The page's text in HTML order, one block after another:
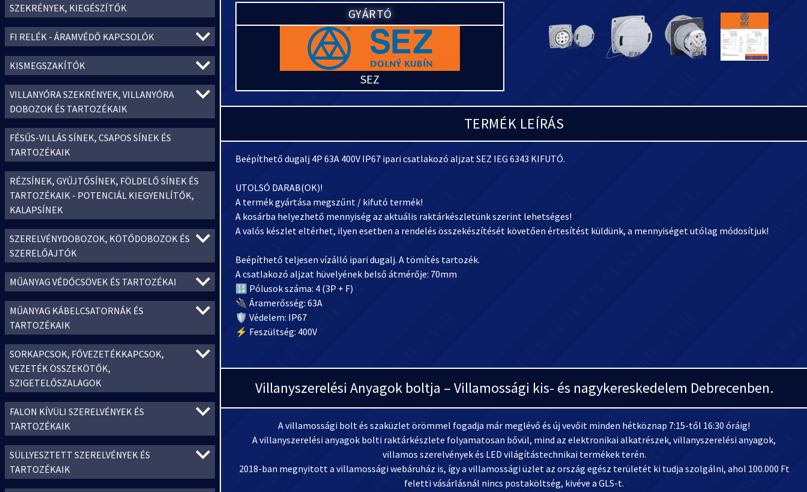
SZEKRÉNYEK, KIEGÉSZÍTŐK
FI RELÉK - ÁRAMVÉDŐ KAPCSOLÓK
KISMEGSZAKÍTÓK
VILLANYÓRA SZEKRÉNYEK, VILLANYÓRA
DOBOZOK ÉS TARTOZÉKAIK
FÉSŰS-VILLÁS SÍNEK, CSAPOS SÍNEK ÉS
TARTOZÉKAIK
RÉZSÍNEK, GYŰJTŐSÍNEK, FÖLDELŐ SÍNEK ÉS
TARTOZÉKAIK - POTENCIÁL KIEGYENLÍTŐK,
KALAPSÍNEK
SZERELVÉNYDOBOZOK, KÖTŐDOBOZOK ÉS
SZERELŐAJTÓK
MŰANYAG VÉDŐCSÖVEK ÉS TARTOZÉKAI
MŰANYAG KÁBELCSATORNÁK ÉS
TARTOZÉKAIK
SORKAPCSOK, FŐVEZETÉKKAPCSOK,
VEZETÉK ÖSSZEKÖTŐK,
SZIGETELŐSZALAGOK
FALON KÍVÜLI SZERELVÉNYEK ÉS
TARTOZÉKAIK
SÜLLYESZTETT SZERELVÉNYEK ÉS
TARTOZÉKAIK
GYÁRTÓ
SEZ
TERMÉK LEÍRÁS
Beépíthető dugalj 4P 63A 400V IP67 ipari csatlakozó aljzat SEZ IEG 6343 KIFUTÓ.
UTOLSÓ DARAB(OK)!
A termék gyártása megszűnt / kifutó termék!
A kosárba helyezhető mennyiség az aktuális raktárkészletünk szerint lehetséges!
A valós készlet eltérhet, ilyen esetben a rendelés összekészítését követően értesítést küldünk, a mennyiséget utólag módosítjuk!
Beépíthető teljesen vízálló ipari dugalj. A tömítés tartozék.
A csatlakozó aljzat hüvelyének belső átmérője: 70mm
🔢 Pólusok száma: 4 (3P + F)
🔌 Áramerősség: 63A
🛡️ Védelem: IP67
⚡ Feszültség: 400V
Villanyszerelési Anyagok boltja – Villamossági kis- és nagykereskedelem Debrecenben.
A villamossági bolt és szaküzlet örömmel fogadja már meglévő és új vevőit minden hétköznap 7:15-től 16:30 óráig!
A villanyszerelési anyagok bolti raktárkészlete folyamatosan bővül, mind az elektronikai alkatrészek, villanyszerelési anyagok,
villamos szerelvények és LED világítástechnikai termékek terén.
2018-ban megnyitott a villamossági webáruház is, így a villamossági üzlet az ország egész területét ki tudja szolgálni, ahol 100.000 Ft
feletti vásárlásnál nincs postaköltség, kivéve a GLS-t.